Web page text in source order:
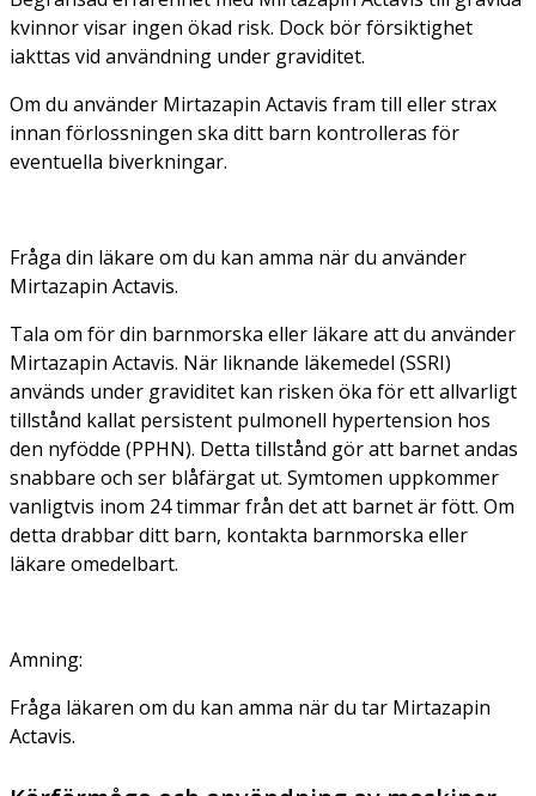
kvinnor visar ingen ökad risk. Dock bör försiktighet
iakttas vid användning under graviditet.
Om du använder Mirtazapin Actavis fram till eller strax
innan förlossningen ska ditt barn kontrolleras för
eventuella biverkningar.
Fråga din läkare om du kan amma när du använder
Mirtazapin Actavis.
Tala om för din barnmorska eller läkare att du använder
Mirtazapin Actavis. När liknande läkemedel (SSRI)
används under graviditet kan risken öka för ett allvarligt
tillstånd kallat persistent pulmonell hypertension hos
den nyfödde (PPHN). Detta tillstånd gör att barnet andas
snabbare och ser blåfärgat ut. Symtomen uppkommer
vanligtvis inom 24 timmar från det att barnet är fött. Om
detta drabbar ditt barn, kontakta barnmorska eller
läkare omedelbart.
Amning:
Fråga läkaren om du kan amma när du tar Mirtazapin
Actavis.